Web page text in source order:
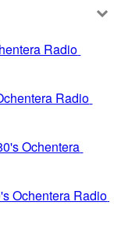
Radio
Radio
Ochentera
Ochentera Radio